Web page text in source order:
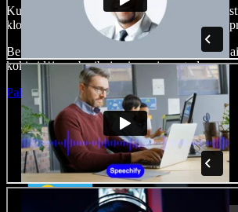
Kurkite įgarsinimus, pridėkite nemokamų
klonuokite balsą – kurkite pilnus, įspūdingus
Be jokių mokymų ir viskas naršyklėje –
kokią idėją, neberibojami senųjų metodų.
Paleisti studiją